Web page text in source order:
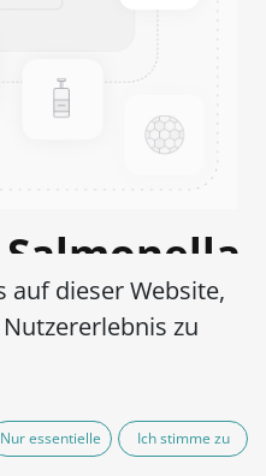
auf dieser Website,
zu
Nur essentielle Ich stimme zu